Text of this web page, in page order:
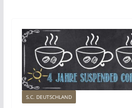
S.C. DEUTSCHLAND